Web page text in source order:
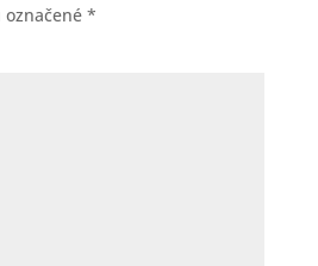
označené *